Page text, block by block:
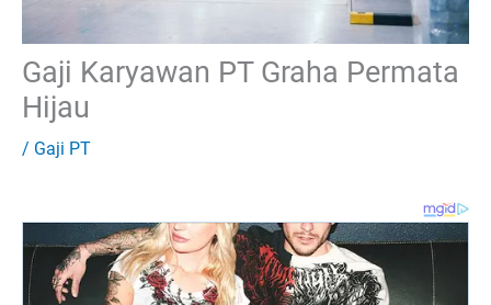
Gaji Karyawan PT Graha Permata
Hijau
/ Gaji PT